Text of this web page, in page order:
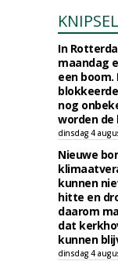
In
maandag
een
nog
worden de
dinsdag 4
Nieuwe
kunnen
hitte en
daarom
dat
kunnen
dinsdag 4